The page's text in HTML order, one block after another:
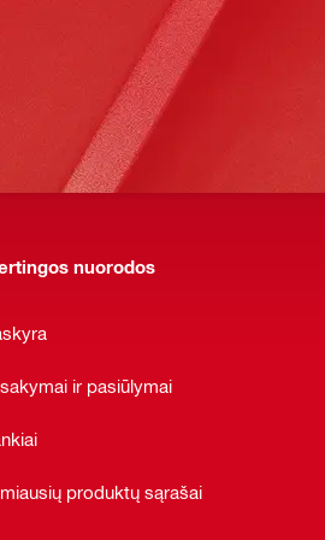
nuorodos
ir pasiūlymai
produktų sąrašai